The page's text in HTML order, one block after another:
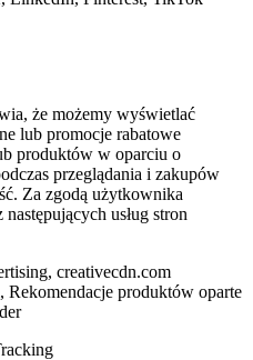
że możemy wyświetlać
lub promocje rabatowe
produktów w oparciu o
przeglądania i zakupów
Za zgodą użytkownika
usług stron
creativecdn.com
produktów oparte